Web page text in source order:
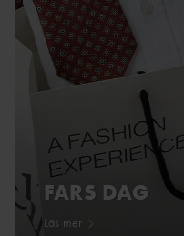
FARS DAG
Läs mer